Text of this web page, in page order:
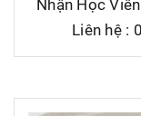
Nhận Học
Liên hệ :